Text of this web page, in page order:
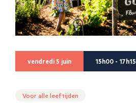
vendredi 5 juin 15h00 - 17h15
Voor alle leeftijden